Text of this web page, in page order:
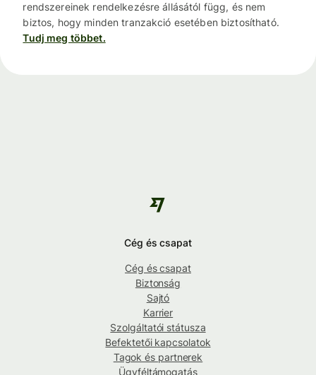
rendszereinek rendelkezésre állásától függ, és nem
biztos, hogy minden tranzakció esetében biztosítható.
Tudj meg többet.
Cég és csapat
Cég és csapat
Biztonság
Sajtó
Karrier
Szolgáltatói státusza
Befektetői kapcsolatok
Tagok és partnerek
Ügyféltámogatás